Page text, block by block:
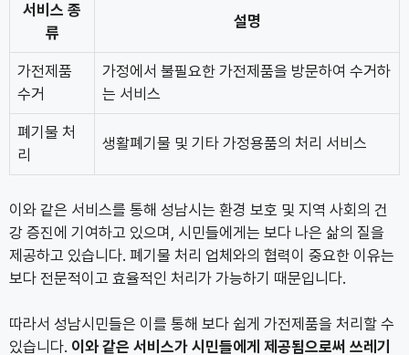
서비스 종
류
설명
가전제품
수거
가정에서 불필요한 가전제품을 방문하여 수거하
는 서비스
폐기물 처
리
생활폐기물 및 기타 가정용품의 처리 서비스
이와 같은 서비스를 통해 성남시는 환경 보호 및 지역 사회의 건
강 증진에 기여하고 있으며, 시민들에게는 보다 나은 삶의 질을
제공하고 있습니다. 폐기물 처리 업체와의 협력이 중요한 이유는
보다 전문적이고 효율적인 처리가 가능하기 때문입니다.
따라서 성남시민들은 이를 통해 보다 쉽게 가전제품을 처리할 수
있습니다. 이와 같은 서비스가 시민들에게 제공됨으로써 쓰레기